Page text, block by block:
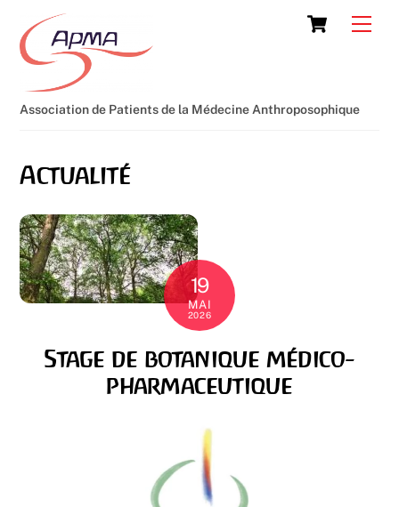
content
Cart
Association de Patients de la Médecine Anthroposophique
Actualité
19
MAI
2026
Stage de botanique médico-
pharmaceutique